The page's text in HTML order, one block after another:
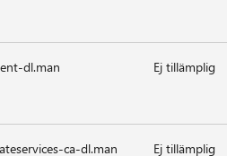
dl.man Ej tillämplig
ca-dl.man Ej tillämplig